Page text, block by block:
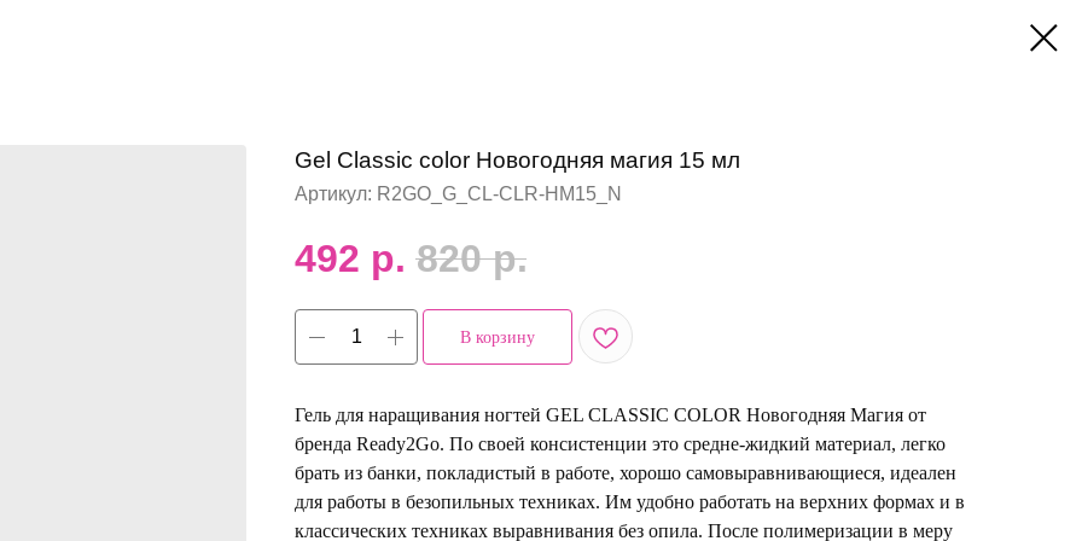
Gel Classic color Новогодняя магия 15 мл
Артикул: R2GO_G_CL-CLR-НМ15_N
492 р. 820 р.
В корзину
Гель для наращивания ногтей GEL CLASSIC COLOR Новогодняя Магия от
бренда Ready2Go. По своей консистенции это средне-жидкий материал, легко
брать из банки, покладистый в работе, хорошо самовыравнивающиеся, идеален
для работы в безопильных техниках. Им удобно работать на верхних формах и в
классических техниках выравнивания без опила. После полимеризации в меру